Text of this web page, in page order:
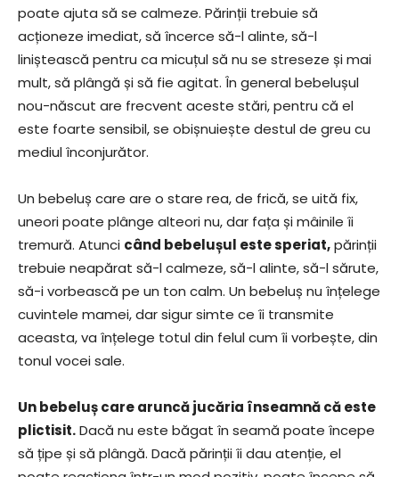
poate ajuta să se calmeze. Părinții trebuie să
acționeze imediat, să încerce să-l alinte, să-l
liniștească pentru ca micuțul să nu se streseze și mai
mult, să plângă și să fie agitat. În general bebelușul
nou-născut are frecvent aceste stări, pentru că el
este foarte sensibil, se obișnuiește destul de greu cu
mediul înconjurător.
Un bebeluș care are o stare rea, de frică, se uită fix,
uneori poate plânge alteori nu, dar fața și mâinile îi
tremură. Atunci când bebelușul este speriat,părinții
trebuie neapărat să-l calmeze, să-l alinte, să-l sărute,
să-i vorbească pe un ton calm. Un bebeluș nu înțelege
cuvintele mamei, dar sigur simte ce îi transmite
aceasta, va înțelege totul din felul cum îi vorbește, din
tonul vocei sale.
Un bebeluș care aruncă jucăria înseamnă că este
plictisit.Dacă nu este băgat în seamă poate începe
să țipe și să plângă. Dacă părinții îi dau atenție, el